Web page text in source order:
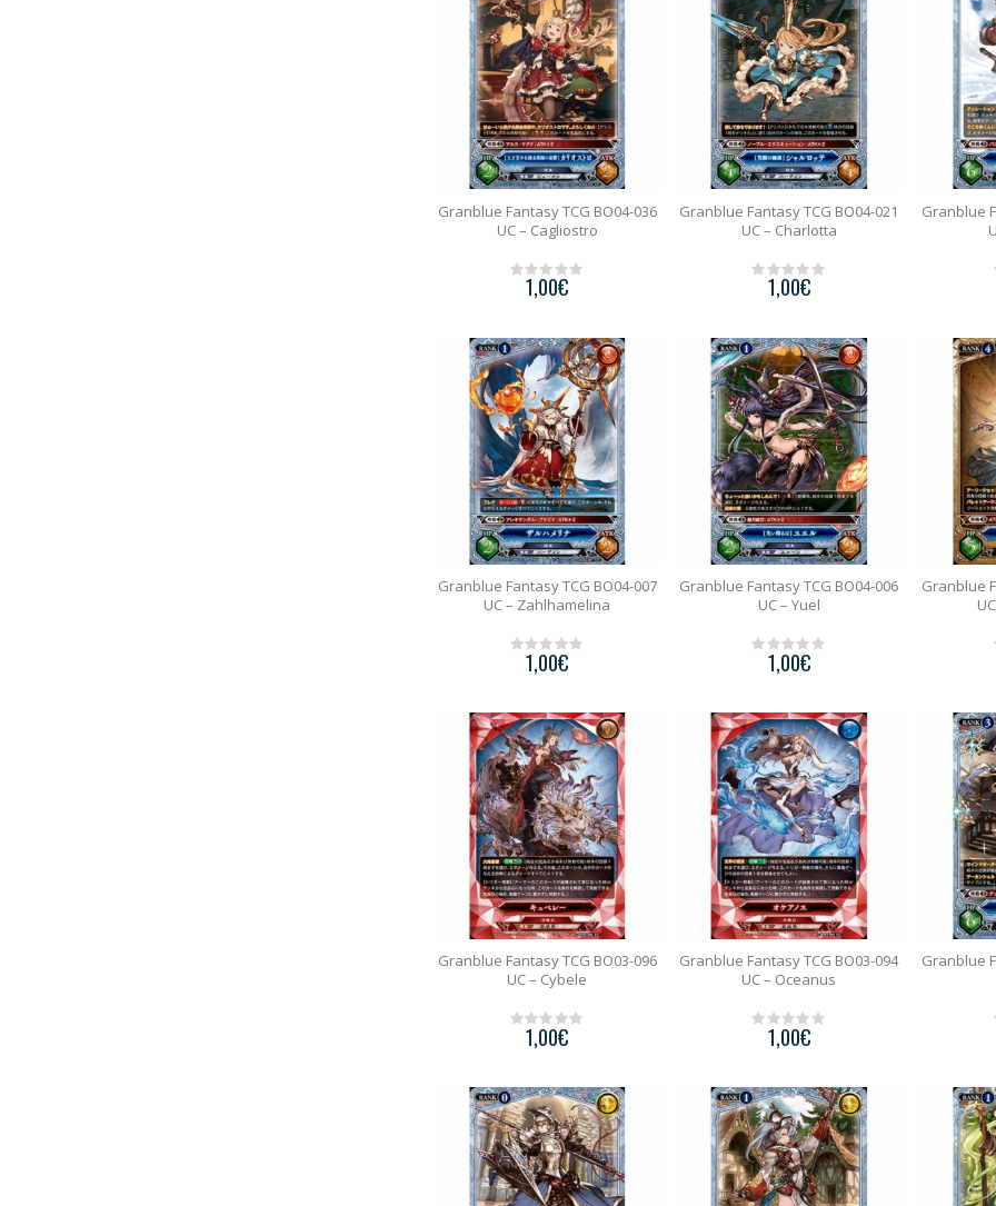
5
5
Granblue Fantasy TCG BO04-036
UC – Cagliostro
o
f
5
1,00€
Granblue Fantasy TCG BO04-021
UC – Charlotta
o
f
5
1,00€
Granblue
Granblue Fantasy TCG BO04-007
UC – Zahlhamelina
t
o
f
5
1,00€
Granblue Fantasy TCG BO04-006
UC – Yuel
t
o
f
5
1,00€
Granblue
Granblue Fantasy TCG BO03-096
UC – Cybele
t
o
f
5
1,00€
Granblue Fantasy TCG BO03-094
UC – Oceanus
t
o
f
5
1,00€
Granblue